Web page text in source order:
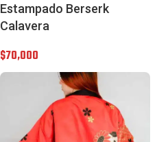
Estampado Berserk
Calavera
$70,000